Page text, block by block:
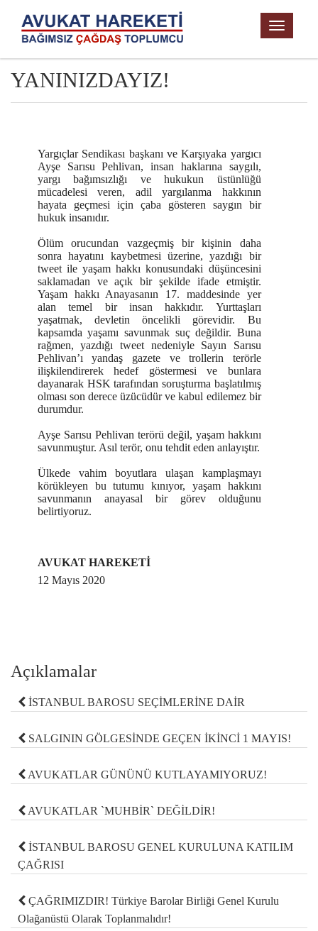
YANINIZDAYIZ!
Yargıçlar Sendikası başkanı ve Karşıyaka yargıcı
Ayşe Sarısu Pehlivan, insan haklarına saygılı,
yargı bağımsızlığı ve hukukun üstünlüğü
mücadelesi veren, adil yargılanma hakkının
hayata geçmesi için çaba gösteren saygın bir
hukuk insanıdır.
Ölüm orucundan vazgeçmiş bir kişinin daha
sonra hayatını kaybetmesi üzerine, yazdığı bir
tweet ile yaşam hakkı konusundaki düşüncesini
saklamadan ve açık bir şekilde ifade etmiştir.
Yaşam hakkı Anayasanın 17. maddesinde yer
alan temel bir insan hakkıdır. Yurttaşları
yaşatmak, devletin öncelikli görevidir. Bu
kapsamda yaşamı savunmak suç değildir. Buna
rağmen, yazdığı tweet nedeniyle Sayın Sarısu
Pehlivan’ı yandaş gazete ve trollerin terörle
ilişkilendirerek hedef göstermesi ve bunlara
dayanarak HSK tarafından soruşturma başlatılmış
olması son derece üzücüdür ve kabul edilemez bir
durumdur.
Ayşe Sarısu Pehlivan terörü değil, yaşam hakkını
savunmuştur. Asıl terör, onu tehdit eden anlayıştır.
Ülkede vahim boyutlara ulaşan kamplaşmayı
körükleyen bu tutumu kınıyor, yaşam hakkını
savunmanın anayasal bir görev olduğunu
belirtiyoruz.
AVUKAT HAREKETİ
12 Mayıs 2020
Açıklamalar
İSTANBUL BAROSU SEÇİMLERİNE DAİR
SALGININ GÖLGESİNDE GEÇEN İKİNCİ 1 MAYIS!
AVUKATLAR GÜNÜNÜ KUTLAYAMIYORUZ!
AVUKATLAR `MUHBİR` DEĞİLDİR!
İSTANBUL BAROSU GENEL KURULUNA KATILIM
ÇAĞRISI
ÇAĞRIMIZDIR! Türkiye Barolar Birliği Genel Kurulu
Olağanüstü Olarak Toplanmalıdır!